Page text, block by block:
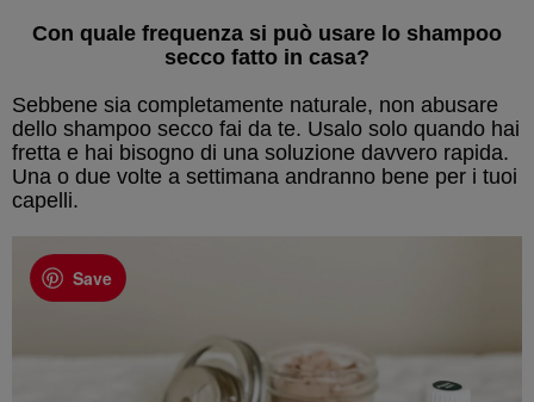
Con quale frequenza si può usare lo shampoo
secco fatto in casa?
Sebbene sia completamente naturale, non abusare
dello shampoo secco fai da te. Usalo solo quando hai
fretta e hai bisogno di una soluzione davvero rapida.
Una o due volte a settimana andranno bene per i tuoi
capelli.
Save